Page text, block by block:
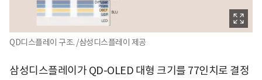
QD디스플레이 구조. /삼성디스플레이 제공
삼성디스플레이가 QD-OLED 대형 크기를 77인치로 결정